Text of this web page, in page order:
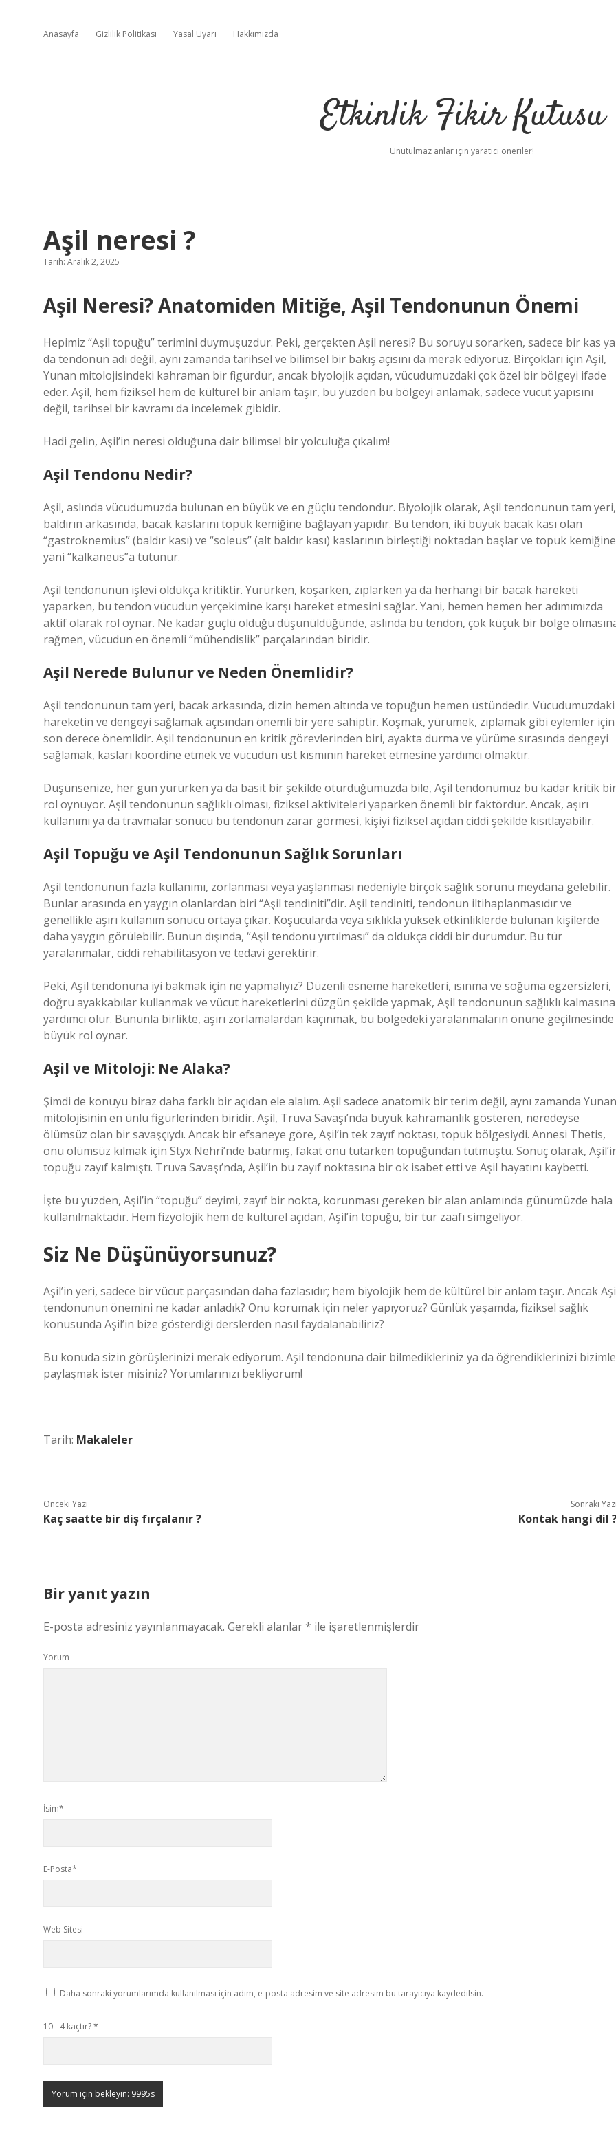
Anasayfa Gizlilik Politikası Yasal Uyarı Hakkımızda
Etkinlik Fikir Kutusu
Unutulmaz anlar için yaratıcı öneriler!
Aşil neresi ?
Tarih: Aralık 2, 2025
Aşil Neresi? Anatomiden Mitiğe, Aşil Tendonunun Önemi
Hepimiz “Aşil topuğu” terimini duymuşuzdur. Peki, gerçekten Aşil neresi? Bu soruyu sorarken, sadece bir kas ya
da tendonun adı değil, aynı zamanda tarihsel ve bilimsel bir bakış açısını da merak ediyoruz. Birçokları için Aşil,
Yunan mitolojisindeki kahraman bir figürdür, ancak biyolojik açıdan, vücudumuzdaki çok özel bir bölgeyi ifade
eder. Aşil, hem fiziksel hem de kültürel bir anlam taşır, bu yüzden bu bölgeyi anlamak, sadece vücut yapısını
değil, tarihsel bir kavramı da incelemek gibidir.
Hadi gelin, Aşil’in neresi olduğuna dair bilimsel bir yolculuğa çıkalım!
Aşil Tendonu Nedir?
Aşil, aslında vücudumuzda bulunan en büyük ve en güçlü tendondur. Biyolojik olarak, Aşil tendonunun tam yeri,
baldırın arkasında, bacak kaslarını topuk kemiğine bağlayan yapıdır. Bu tendon, iki büyük bacak kası olan
“gastroknemius” (baldır kası) ve “soleus” (alt baldır kası) kaslarının birleştiği noktadan başlar ve topuk
yani “kalkaneus”a tutunur.
Aşil tendonunun işlevi oldukça kritiktir. Yürürken, koşarken, zıplarken ya da herhangi bir bacak hareketi
yaparken, bu tendon vücudun yerçekimine karşı hareket etmesini sağlar. Yani, hemen hemen her adımımızda
aktif olarak rol oynar. Ne kadar güçlü olduğu düşünüldüğünde, aslında bu tendon, çok küçük bir bölge
rağmen, vücudun en önemli “mühendislik” parçalarından biridir.
Aşil Nerede Bulunur ve Neden Önemlidir?
Aşil tendonunun tam yeri, bacak arkasında, dizin hemen altında ve topuğun hemen üstündedir. Vücudumuzdaki
hareketin ve dengeyi sağlamak açısından önemli bir yere sahiptir. Koşmak, yürümek, zıplamak gibi eylemler için
son derece önemlidir. Aşil tendonunun en kritik görevlerinden biri, ayakta durma ve yürüme sırasında dengeyi
sağlamak, kasları koordine etmek ve vücudun üst kısmının hareket etmesine yardımcı olmaktır.
Düşünsenize, her gün yürürken ya da basit bir şekilde oturduğumuzda bile, Aşil tendonumuz bu kadar kritik bir
rol oynuyor. Aşil tendonunun sağlıklı olması, fiziksel aktiviteleri yaparken önemli bir faktördür. Ancak, aşırı
kullanımı ya da travmalar sonucu bu tendonun zarar görmesi, kişiyi fiziksel açıdan ciddi şekilde kısıtlayabilir.
Aşil Topuğu ve Aşil Tendonunun Sağlık Sorunları
Aşil tendonunun fazla kullanımı, zorlanması veya yaşlanması nedeniyle birçok sağlık sorunu meydana gelebilir.
Bunlar arasında en yaygın olanlardan biri “Aşil tendiniti”dir. Aşil tendiniti, tendonun iltihaplanmasıdır ve
genellikle aşırı kullanım sonucu ortaya çıkar. Koşucularda veya sıklıkla yüksek etkinliklerde bulunan kişilerde
daha yaygın görülebilir. Bunun dışında, “Aşil tendonu yırtılması” da oldukça ciddi bir durumdur. Bu tür
yaralanmalar, ciddi rehabilitasyon ve tedavi gerektirir.
Peki, Aşil tendonuna iyi bakmak için ne yapmalıyız? Düzenli esneme hareketleri, ısınma ve soğuma egzersizleri,
doğru ayakkabılar kullanmak ve vücut hareketlerini düzgün şekilde yapmak, Aşil tendonunun sağlıklı kalmasına
yardımcı olur. Bununla birlikte, aşırı zorlamalardan kaçınmak, bu bölgedeki yaralanmaların önüne geçilmesinde
büyük rol oynar.
Aşil ve Mitoloji: Ne Alaka?
Şimdi de konuyu biraz daha farklı bir açıdan ele alalım. Aşil sadece anatomik bir terim değil, aynı zamanda Yunan
mitolojisinin en ünlü figürlerinden biridir. Aşil, Truva Savaşı’nda büyük kahramanlık gösteren, neredeyse
ölümsüz olan bir savaşçıydı. Ancak bir efsaneye göre, Aşil’in tek zayıf noktası, topuk bölgesiydi. Annesi Thetis,
onu ölümsüz kılmak için Styx Nehri’nde batırmış, fakat onu tutarken topuğundan tutmuştu. Sonuç olarak,
topuğu zayıf kalmıştı. Truva Savaşı’nda, Aşil’in bu zayıf noktasına bir ok isabet etti ve Aşil hayatını kaybetti.
İşte bu yüzden, Aşil’in “topuğu” deyimi, zayıf bir nokta, korunması gereken bir alan anlamında günümüzde hala
kullanılmaktadır. Hem fizyolojik hem de kültürel açıdan, Aşil’in topuğu, bir tür zaafı simgeliyor.
Siz Ne Düşünüyorsunuz?
Aşil’in yeri, sadece bir vücut parçasından daha fazlasıdır; hem biyolojik hem de kültürel bir anlam taşır. Ancak
tendonunun önemini ne kadar anladık? Onu korumak için neler yapıyoruz? Günlük yaşamda, fiziksel sağlık
konusunda Aşil’in bize gösterdiği derslerden nasıl faydalanabiliriz?
Bu konuda sizin görüşlerinizi merak ediyorum. Aşil tendonuna dair bilmedikleriniz ya da öğrendiklerinizi bizimle
paylaşmak ister misiniz? Yorumlarınızı bekliyorum!
Tarih: Makaleler
Önceki Yazı
Kaç saatte bir diş fırçalanır ?
Sonraki Yazı
Kontak hangi dil
Bir yanıt yazın
E-posta adresiniz yayınlanmayacak. Gerekli alanlar* ile işaretlenmişlerdir
Yorum
İsim*
E-Posta*
Web Sitesi
Daha sonraki yorumlarımda kullanılması için adım, e-posta adresim ve site adresim bu tarayıcıya kaydedilsin.
10 - 4 kaçtır?*